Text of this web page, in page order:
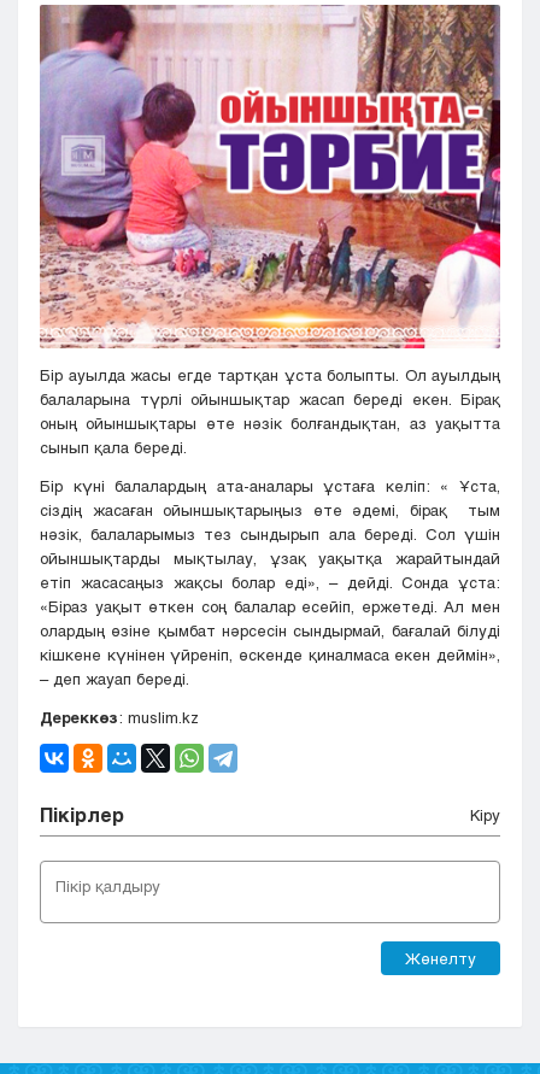
Кызылорда
Павлодар
Петропавловск
Семей
Талдыкорган
Тараз
Туркестан
Уральск
Усть-Каменогорск
Шымкент
Бір ауылда жасы егде тартқан ұста болыпты. Ол ауылдың
балаларына түрлі ойыншықтар жасап береді екен. Бірақ
оның ойыншықтары өте нәзік болғандықтан, аз уақытта
сынып қала береді.
Бір күні балалардың ата-аналары ұстаға келіп: « Ұста,
сіздің жасаған ойыншықтарыңыз өте әдемі, бірақ тым
нәзік, балаларымыз тез сындырып ала береді. Сол үшін
ойыншықтарды мықтылау, ұзақ уақытқа жарайтындай
етіп жасасаңыз жақсы болар еді», – дейді. Сонда ұста:
«Біраз уақыт өткен соң балалар есейіп, ержетеді. Ал мен
олардың өзіне қымбат нәрсесін сындырмай, бағалай білуді
кішкене күнінен үйреніп, өскенде қиналмаса екен деймін»,
– деп жауап береді.
Дереккөз: muslim.kz
Пікірлер Кіру
Жөнелту